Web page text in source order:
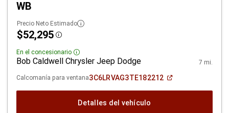
WB
Precio Neto Estimado
$52,295 Disclosure
En el concesionario Disclosure
Bob Caldwell Chrysler Jeep Dodge 7 mi.
Calcomanía para ventana3C6LRVAG3TE182212
(Abrir
una
Detalles del vehículo